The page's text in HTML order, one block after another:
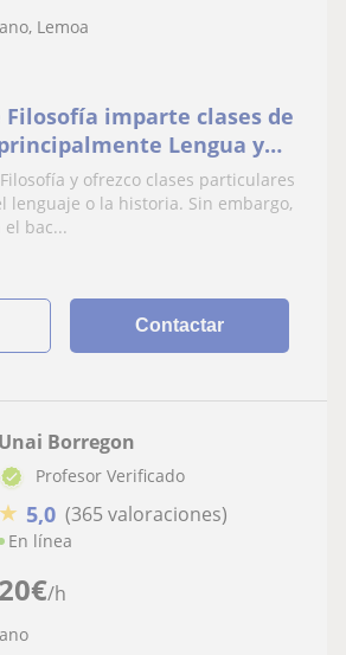
Lemoa
imparte clases de
Lengua y
de España y Filosofía)
y ofrezco clases particulares
lenguaje o la historia. Sin embargo,
bac...
Contactar
20€/h
Unai Borregon
Profesor Verificado
★ 5,0 (365 valoraciones)
En línea